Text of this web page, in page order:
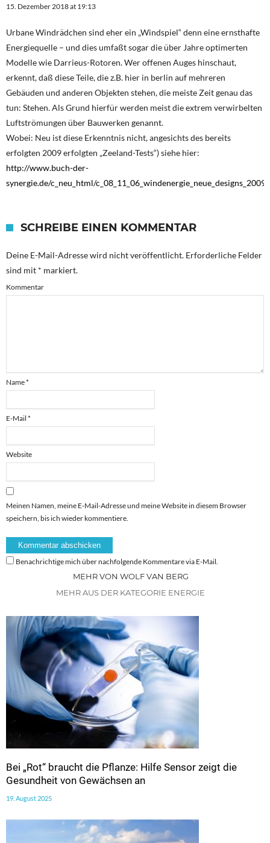
15. Dezember 2018 at 19:13
Urbane Windrädchen sind eher ein „Windspiel“ denn eine ernsthafte
Energiequelle – und dies umfaßt sogar die über Jahre optimerten
Modelle wie Darrieus-Rotoren. Wer offenen Auges hinschaut,
erkennt, daß diese Teile, die z.B. hier in berlin auf mehreren
Gebäuden und anderen Objekten stehen, die meiste Zeit genau das
tun: Stehen. Als Grund hierfür werden meist die extrem verwirbelten
Luftströmungen über Bauwerken genannt.
Wobei: Neu ist diese Erkenntnis nicht, angesichts des bereits
erfolgten 2009 erfolgten „Zeeland-Tests“) siehe hier:
http://www.buch-der-
synergie.de/c_neu_html/
SCHREIBE EINEN KOMMENTAR
Deine E-Mail-Adresse wird nicht veröffentlicht. Erforderliche Felder
sind mit * markiert.
Kommentar
Name*
E-Mail *
Website
Meinen Namen, meine E-Mail-Adresse und meine Website in diesem Browser
speichern, bis ich wieder kommentiere.
Benachrichtige mich über nachfolgende Kommentare via E-Mail.
MEHR VON WOLF VAN BERG
MEHR AUS DER KATEGORIE ENERGIE
Bei „Rot“ braucht die Pflanze: Hilfe Sensor zeigt die
Gesundheit von Gewächsen an
19. August 2025